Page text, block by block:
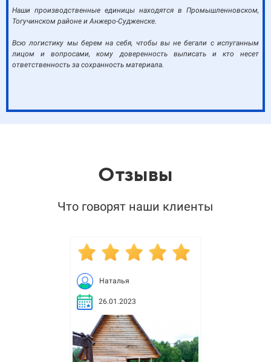
Наши производственные единицы находятся в Промышленновском,
Тогучинском районе и Анжеро-Судженске.
Всю логистику мы берем на себя, чтобы вы не бегали с испуганным
лицом и вопросами, кому доверенность выписать и кто несет
ответственность за сохранность материала.
Отзывы
Что говорят наши клиенты
Наталья
26.01.2023